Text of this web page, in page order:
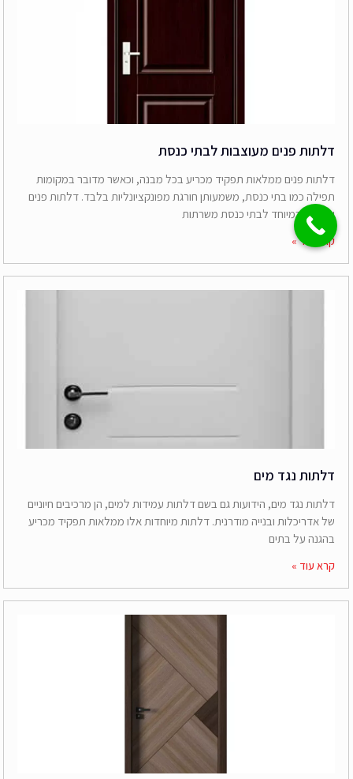
דלתות פנים מעוצבות לבתי כנסת
דלתות פנים ממלאות תפקיד מכריע בכל מבנה, וכאשר מדובר במקומות
תפילה כמו בתי כנסת, משמעותן חורגת מפונקציונליות בלבד. דלתות פנים
שעוצבו במיוחד לבתי כנסת משרתות
קרא עוד »
דלתות נגד מים
דלתות נגד מים, הידועות גם בשם דלתות עמידות למים, הן מרכיבים חיוניים
של אדריכלות ובנייה מודרנית. דלתות מיוחדות אלו ממלאות תפקיד מכריע
בהגנה על בתים
קרא עוד »